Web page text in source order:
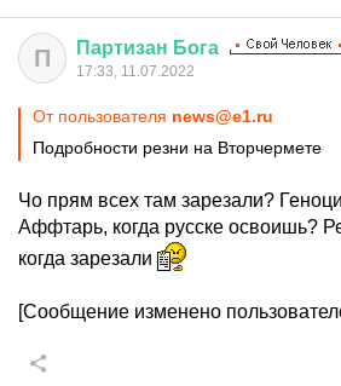
П Партизан Бога
17:33, 11.07.2022
От пользователя news@e1.ru
Подробности резни на Вторчермете
Чо прям всех там зарезали?
Аффтарь, когда русске освоишь?
когда зарезали
[Сообщение изменено